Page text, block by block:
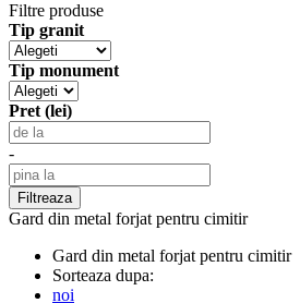
Filtre produse
Tip granit
Tip monument
Pret (lei)
-
Gard din metal forjat pentru cimitir
Gard din metal forjat pentru cimitir
Sorteaza dupa:
noi